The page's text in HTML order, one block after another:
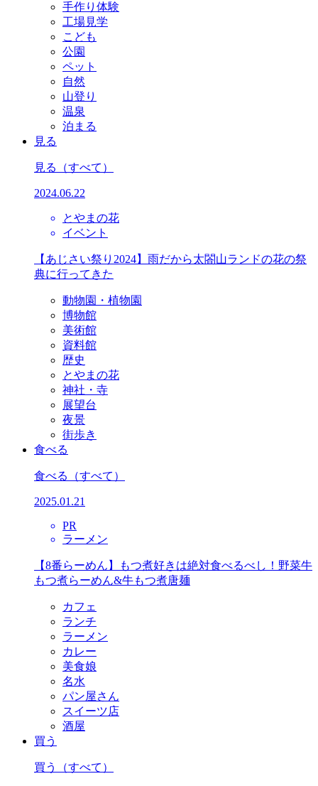
手作り体験
工場見学
こども
公園
ペット
自然
山登り
温泉
泊まる
見る
見る （すべて）
2024.06.22
とやまの花
イベント
【あじさい祭り2024】雨だから太閤山ランドの花の祭
典に行ってきた
動物園・植物園
博物館
美術館
資料館
歴史
とやまの花
神社・寺
展望台
夜景
街歩き
食べる
食べる （すべて）
2025.01.21
PR
ラーメン
【8番らーめん】もつ煮好きは絶対食べるべし！野菜牛
もつ煮らーめん&牛もつ煮唐麺
カフェ
ランチ
ラーメン
カレー
美食娘
名水
パン屋さん
スイーツ店
酒屋
買う
買う （すべて）